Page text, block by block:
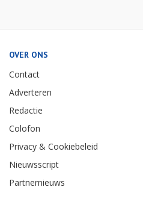
OVER ONS
Contact
Adverteren
Redactie
Colofon
Privacy & Cookiebeleid
Nieuwsscript
Partnernieuws